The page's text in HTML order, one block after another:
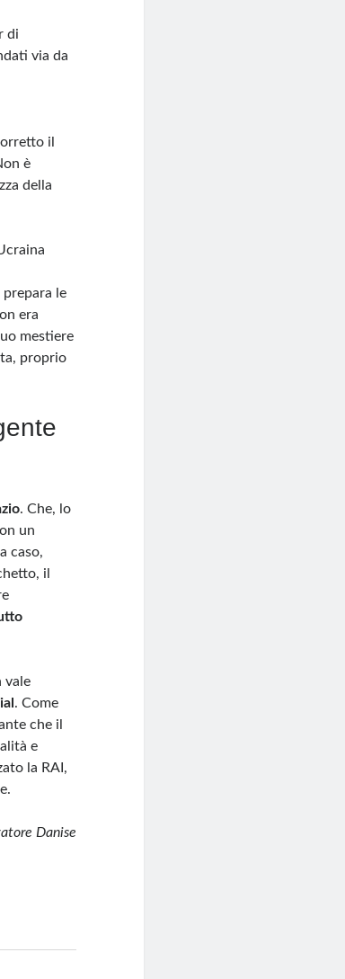
di
via da
il
è
della
prepara le
era
mestiere
proprio
. Che, lo
un
caso,
il
vale
. Come
che il
e
la RAI,
Danise